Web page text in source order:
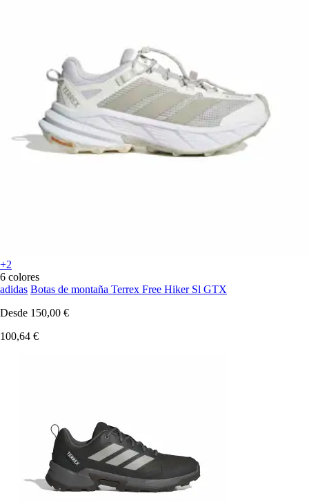
+2
6 colores
adidas Botas de montaña Terrex Free Hiker Sl GTX
Desde 150,00 €
100,64 €